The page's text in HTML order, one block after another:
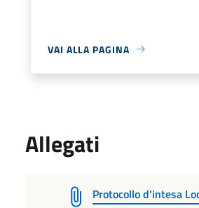
VAI ALLA PAGINA
Allegati
Protocollo d'intesa